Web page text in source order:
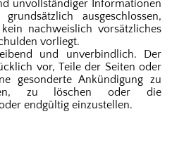
unvollständiger Informationen
ausgeschlossen,
nachweislich vorsätzliches
vorliegt.
und unverbindlich. Der
vor, Teile der Seiten oder
gesonderte Ankündigung zu
zu löschen oder die
endgültig einzustellen.